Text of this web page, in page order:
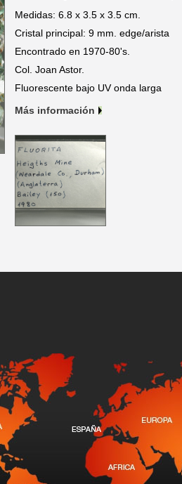
Medidas: 6.8 x 3.5 x 3.5 cm.
Cristal principal: 9 mm. edge/arista
Encontrado en 1970-80's.
Col. Joan Astor.
Fluorescente bajo UV onda larga
Más información